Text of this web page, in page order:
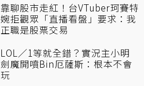
靠聊股市走紅！台VTuber珂賽特
婉拒觀眾「直播看盤」要求：我
正職是股票交易
LOL／1等就全錯？實況主小明
劍魔開噴Bin厄薩斯：根本不會
玩